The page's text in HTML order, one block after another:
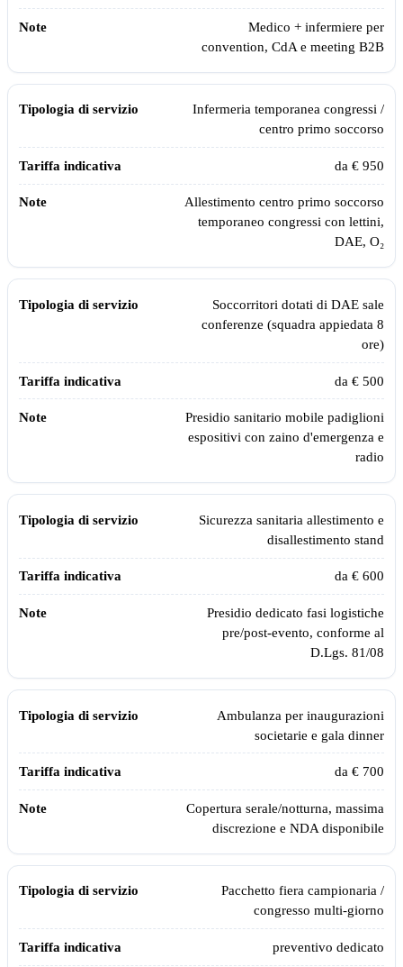
Medico + infermiere per
convention, CdA e meeting B2B
Infermeria temporanea congressi /
centro primo soccorso
da € 950
Allestimento centro primo soccorso
temporaneo congressi con lettini,
DAE, O₂
Soccorritori dotati di DAE sale
conferenze (squadra appiedata 8
ore)
da € 500
Presidio sanitario mobile padiglioni
espositivi con zaino d'emergenza e
radio
Sicurezza sanitaria allestimento e
disallestimento stand
da € 600
Presidio dedicato fasi logistiche
pre/post-evento, conforme al
D.Lgs. 81/08
Ambulanza per inaugurazioni
societarie e gala dinner
da € 700
Copertura serale/notturna, massima
discrezione e NDA disponibile
Pacchetto fiera campionaria /
congresso multi-giorno
preventivo dedicato